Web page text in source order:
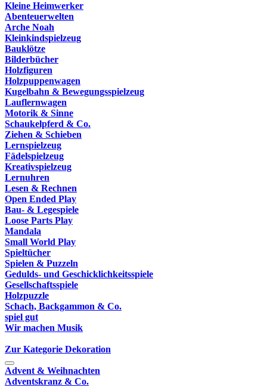
Kleine Heimwerker
Abenteuerwelten
Arche Noah
Kleinkindspielzeug
Bauklötze
Bilderbücher
Holzfiguren
Holzpuppenwagen
Kugelbahn & Bewegungsspielzeug
Lauflernwagen
Motorik & Sinne
Schaukelpferd & Co.
Ziehen & Schieben
Lernspielzeug
Fädelspielzeug
Kreativspielzeug
Lernuhren
Lesen & Rechnen
Open Ended Play
Bau- & Legespiele
Loose Parts Play
Mandala
Small World Play
Spieltücher
Spielen & Puzzeln
Gedulds- und Geschicklichkeitsspiele
Gesellschaftsspiele
Holzpuzzle
Schach, Backgammon & Co.
spiel gut
Wir machen Musik
Zur Kategorie Dekoration
Advent & Weihnachten
Adventskranz & Co.